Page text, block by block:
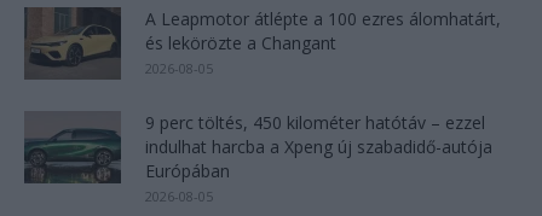
A Leapmotor átlépte a 100 ezres álomhatárt,
és lekörözte a Changant
2026-08-05
9 perc töltés, 450 kilométer hatótáv – ezzel
indulhat harcba a Xpeng új szabadidő-autója
Európában
2026-08-05